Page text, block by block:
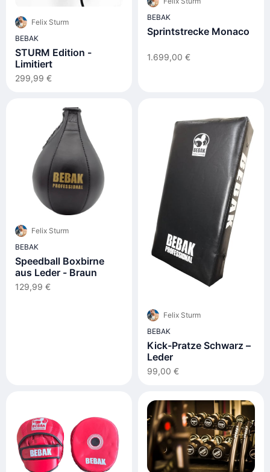
Felix Sturm
BEBAK
STURM Edition -
Limitiert
299,99 €
BEBAK
Sprintstrecke Monaco
1.699,00 €
Felix Sturm
BEBAK
Speedball Boxbirne
aus Leder - Braun
129,99 €
Felix Sturm
BEBAK
Kick-Pratze Schwarz –
Leder
99,00 €